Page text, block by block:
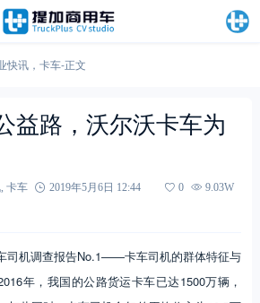
快讯， 卡车-正文
益路，沃尔沃卡车为
, 卡车 2019年5月6日 12:44 0
9.03W
司机调查报告No.1——卡车司机的群体特征与
年，我国的公路货运卡车已达1500万辆，